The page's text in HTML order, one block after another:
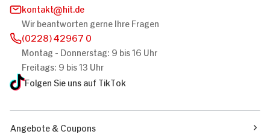
kontakt
hit.de
Wir beantworten gerne Ihre Fragen
(0228) 42967 0
Montag - Donnerstag: 9 bis 16 Uhr
Freitags: 9 bis 13 Uhr
Folgen Sie uns auf TikTok
Angebote & Coupons